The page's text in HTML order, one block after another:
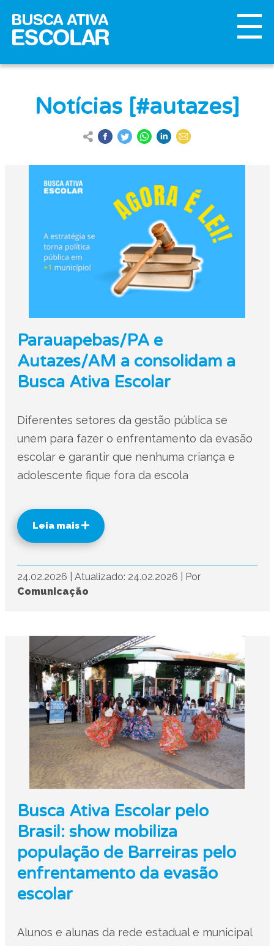
Notícias [#autazes]
Parauapebas/PA e
Autazes/AM a consolidam a
Busca Ativa Escolar
Diferentes setores da gestão pública se
unem para fazer o enfrentamento da evasão
escolar e garantir que nenhuma criança e
adolescente fique fora da escola
Leia mais
24.02.2026 Atualizado: 24.02.2026
Por
Comunicação
Busca Ativa Escolar pelo
Brasil: show mobiliza
população de Barreiras pelo
enfrentamento da evasão
escolar
Alunos e alunas da rede estadual e municipal